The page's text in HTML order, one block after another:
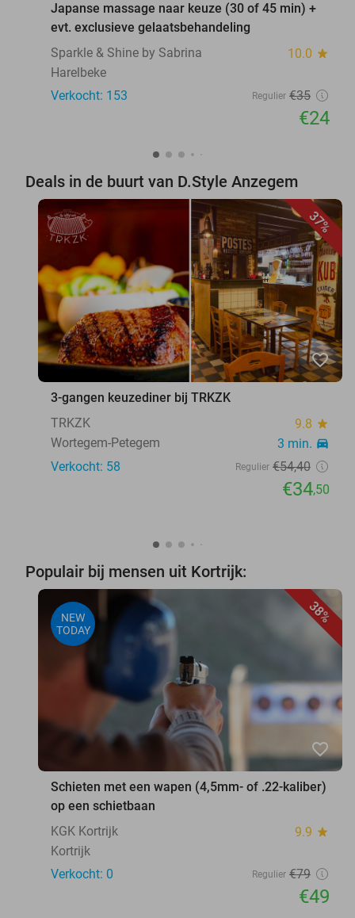
Japanse massage naar keuze (30 of 45 min) +
evt. exclusieve gelaatsbehandeling
Sparkle & Shine by Sabrina
10.0 star
Harelbeke
Verkocht: 153
Regulier €35
€24
Deals in de buurt van D.Style Anzegem
37%
favorite_border
3-gangen keuzediner bij TRKZK
TRKZK
9.8 star
Wortegem-Petegem 3 min. directions_car
Verkocht: 58 Regulier €54,40
€34,50
Populair bij mensen uit Kortrijk:
38%
NEW
TODAY
favorite_border
Schieten met een wapen (4,5mm- of .22-kaliber)
op een schietbaan
KGK Kortrijk
9.9 star
Kortrijk
Verkocht: 0
Regulier €79
€49